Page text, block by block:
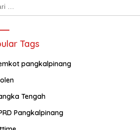
Tags
pangkalpinang
Tengah
Pangkalpinang